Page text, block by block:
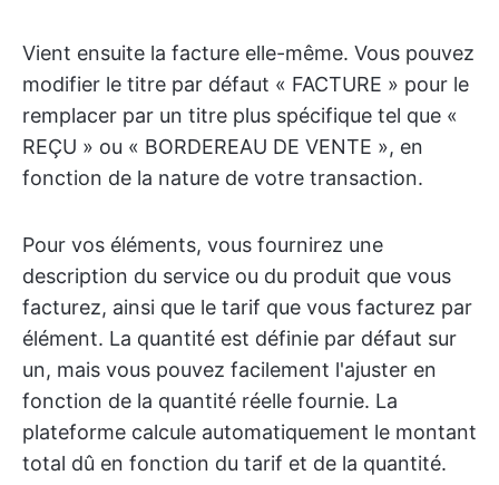
Vient ensuite la facture elle-même. Vous pouvez
modifier le titre par défaut « FACTURE » pour le
remplacer par un titre plus spécifique tel que «
REÇU » ou « BORDEREAU DE VENTE », en
fonction de la nature de votre transaction.
Pour vos éléments, vous fournirez une
description du service ou du produit que vous
facturez, ainsi que le tarif que vous facturez par
élément. La quantité est définie par défaut sur
un, mais vous pouvez facilement l'ajuster en
fonction de la quantité réelle fournie. La
plateforme calcule automatiquement le montant
total dû en fonction du tarif et de la quantité.